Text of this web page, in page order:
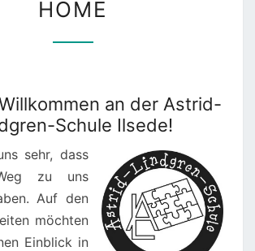
HOME
an der Astrid-
Schule Ilsede!
sehr, dass
zu uns
Auf den
möchten
Einblick in